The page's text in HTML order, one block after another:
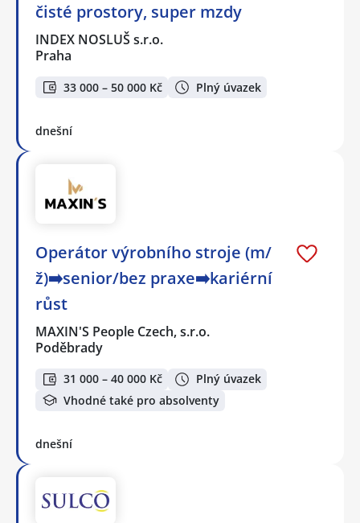
čisté prostory, super mzdy
INDEX NOSLUŠ s.r.o.
Praha
33 000 – 50 000 Kč Plný úvazek
dnešní
Operátor výrobního stroje (m/
ž)➡️senior/bez praxe➡️kariérní
růst
MAXIN'S People Czech, s.r.o.
Poděbrady
31 000 – 40 000 Kč
Plný úvazek
Vhodné také pro absolventy
dnešní